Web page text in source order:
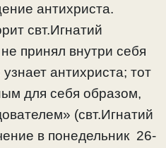
антихриста.
свт.Игнатий
принял внутри себя
антихриста; тот
для себя образом,
(свт.Игнатий
в понедельник 26-